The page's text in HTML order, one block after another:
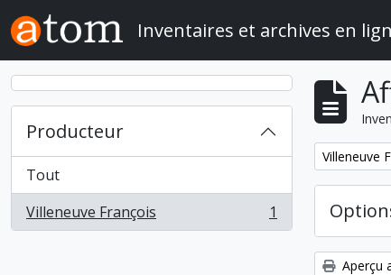
Skip to main content
Inventaires et archives en
Producteur
Tout
Villeneuve François
, 1 résultats 1
Remove
Villeneuve
Aperçu